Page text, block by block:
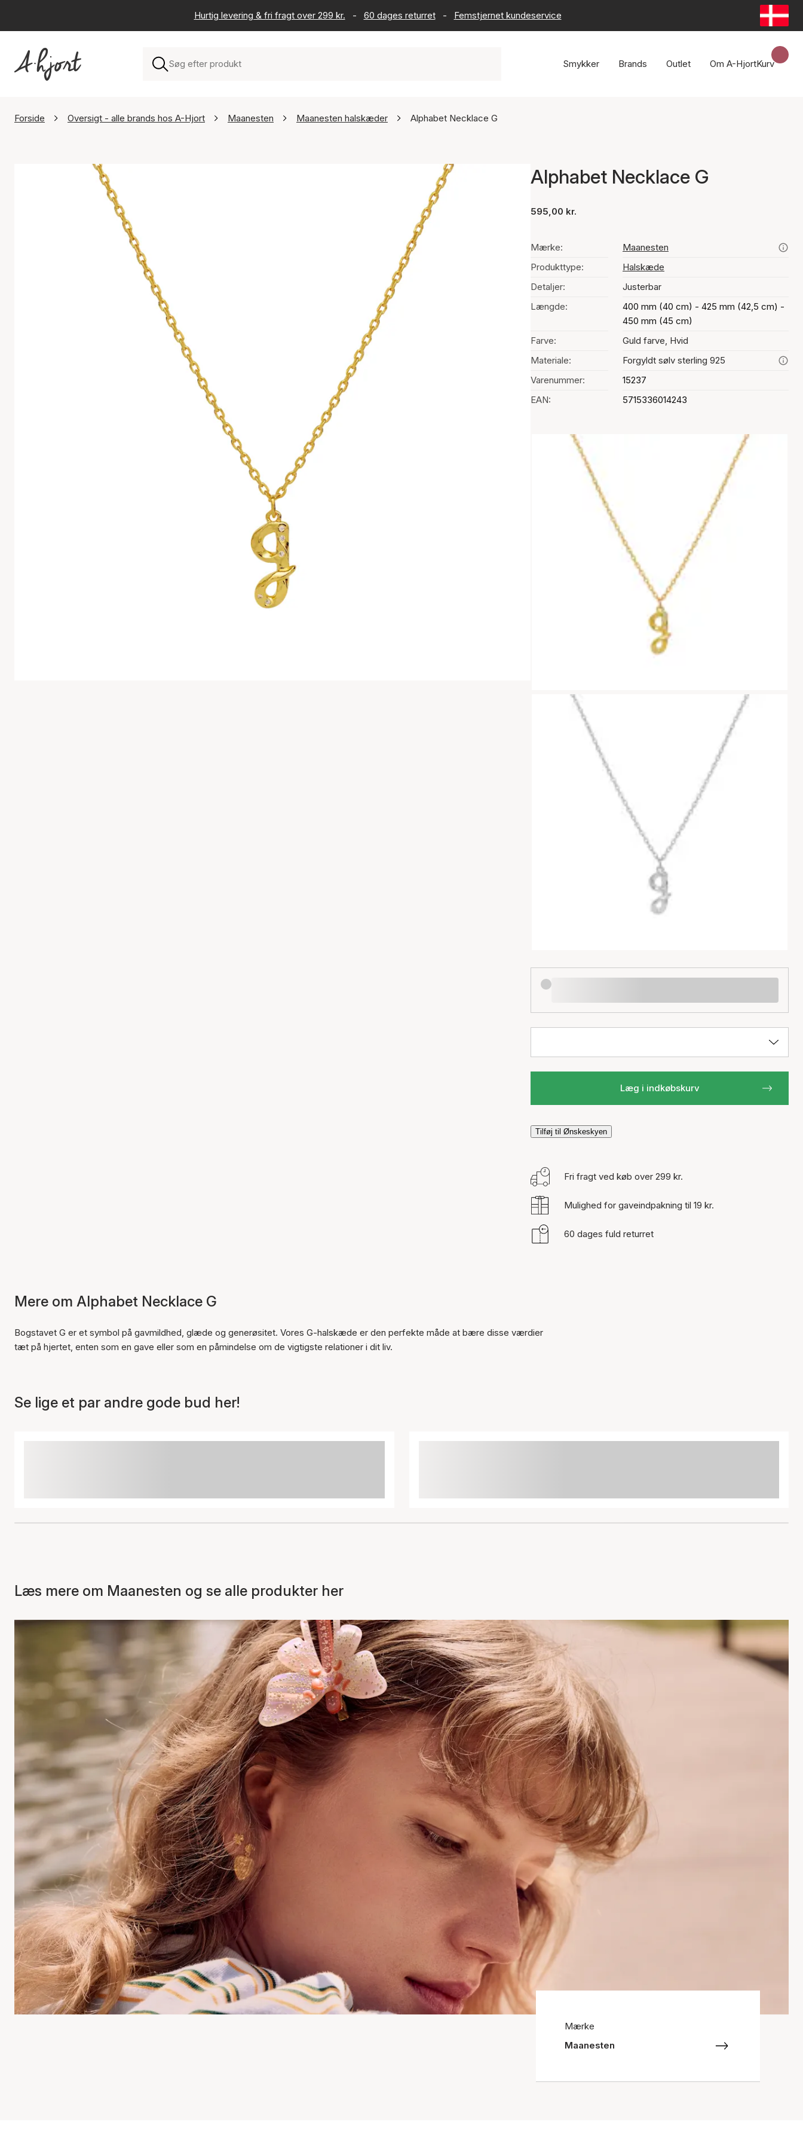
Hurtig levering & fri fragt over 299 kr. - 60 dages returret - Femstjernet kundeservice
Smykker Brands Outlet Om A-HjortKurv
Forside Oversigt - alle brands hos A-Hjort Maanesten Maanesten halskæder Alphabet Necklace G
Alphabet Necklace G
595,00 kr.
Mærke:
Maanesten
Produkttype:
Halskæde
Detaljer:
Justerbar
Længde:
400 mm (40 cm) - 425 mm (42,5 cm) -
450 mm (45 cm)
Farve:
Guld farve, Hvid
Materiale:
Forgyldt sølv sterling 925
Varenummer:
15237
EAN:
5715336014243
Valg af farve
Læg i indkøbskurv
Tilføj til Ønskeskyen
Fri fragt ved køb over 299 kr.
Mulighed for gaveindpakning til 19 kr.
60 dages fuld returret
Mere om Alphabet Necklace G
Bogstavet G er et symbol på gavmildhed, glæde og generøsitet. Vores G-halskæde er den perfekte måde at bære disse værdier
tæt på hjertet, enten som en gave eller som en påmindelse om de vigtigste relationer i dit liv.
Se lige et par andre gode bud her!
Læs mere om Maanesten og se alle produkter her
Mærke
Maanesten